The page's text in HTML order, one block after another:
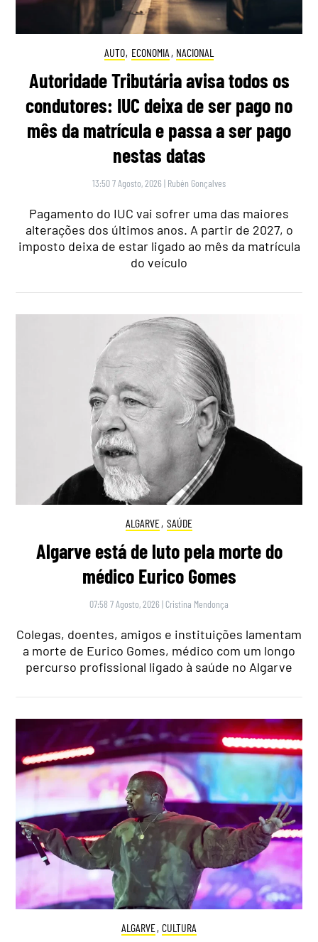
AUTO, ECONOMIA , NACIONAL
Autoridade Tributária avisa todos os
condutores: IUC deixa de ser pago no
mês da matrícula e passa a ser pago
nestas datas
13:50 7 Agosto, 2026 | Rubén Gonçalves
Pagamento do IUC vai sofrer uma das maiores
alterações dos últimos anos. A partir de 2027, o
imposto deixa de estar ligado ao mês da matrícula
do veículo
ALGARVE, SAÚDE
Algarve está de luto pela morte do
médico Eurico Gomes
07:58 7 Agosto, 2026 | Cristina Mendonça
Colegas, doentes, amigos e instituições lamentam
a morte de Eurico Gomes, médico com um longo
percurso profissional ligado à saúde no Algarve
ALGARVE, CULTURA